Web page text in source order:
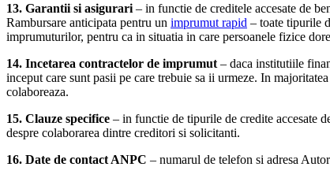
13. Garantii si asigurari – in functie de creditele accesate de
Rambursare anticipata pentru un imprumut rapid – toate tipurile
imprumuturilor, pentru ca in situatia in care persoanele fizice
14. Incetarea contractelor de imprumut – daca institutiile
inceput care sunt pasii pe care trebuie sa ii urmeze. In
colaboreaza.
15. Clauze specifice – in functie de tipurile de credite accesate
despre colaborarea dintre creditori si solicitanti.
16. Date de contact ANPC – numarul de telefon si adresa